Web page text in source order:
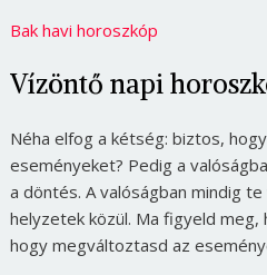
Bak havi horoszkóp
Vízöntő napi
Néha elfog a kétség: biztos,
eseményeket? Pedig a
a döntés. A valóságban mindig
helyzetek közül. Ma figyeld meg,
hogy megváltoztasd az